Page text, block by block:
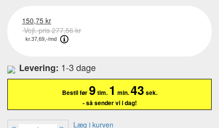
150,75 kr
Vejl. pris 277,56 kr
Levering: 1-3 dage
Bestil før9 tim. 1 min.42 sek.
- så sender vi i dag!
Læg i kurven